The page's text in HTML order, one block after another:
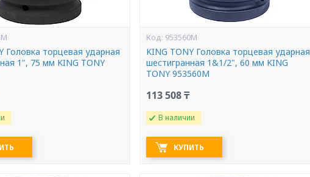
Головка торцевая ударная
1", 75 мм KING TONY
953560M
KING TONY Головка торцевая ударная
шестигранная 1&1/2", 60 мм KING
TONY 953560M
113 508 ₸
В наличии
КУПИТЬ